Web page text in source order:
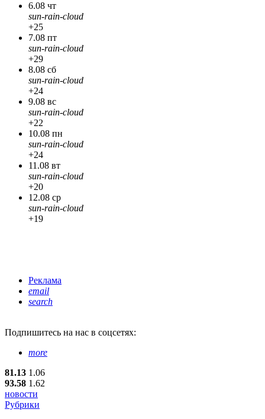
6.08 чт
sun-rain-cloud
+25
7.08 пт
sun-rain-cloud
+29
8.08 сб
sun-rain-cloud
+24
9.08 вс
sun-rain-cloud
+22
10.08 пн
sun-rain-cloud
+24
11.08 вт
sun-rain-cloud
+20
12.08 ср
sun-rain-cloud
+19
Реклама
email
search
Подпишитесь на нас в соцсетях:
more
81.13 1.06
93.58 1.62
новости
Рубрики